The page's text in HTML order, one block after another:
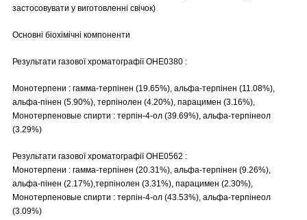
застосовувати у виготовленні свічок)
Основні біохімічні компоненти
Результати газової хроматографії OHE0380 :
Монотерпени : гамма-терпінен (19.65%), альфа-терпінен (11.08%),
альфа-пінен (5.90%), терпінолен (4.20%), парацимен (3.16%),
Монотерпеновые спирти : терпін-4-ол (39.69%), альфа-терпінеол
(3.29%)
Результати газової хроматографії OHE0562 :
Монотерпени : гамма-терпінен (20.31%), альфа-терпінен (9.26%),
альфа-пінен (2.17%),терпінолен (3.31%), парацимен (2.30%),
Монотерпеновые спирти : терпін-4-ол (43.53%), альфа-терпінеол
(3.09%)